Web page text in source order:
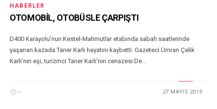
HABERLER
OTOMOBİL, OTOBÜSLE ÇARPIŞTI
D400 Karayolu’nun Kestel-Mahmutlar etabında sabah saatlerinde
yaşanan kazada Taner Karlı hayatını kaybetti. Gazeteci Ümran Çelik
Karlı’nın eşi, turizmci Taner Karlı’nın cenazesi De...
-- 27 MAYIS 2019